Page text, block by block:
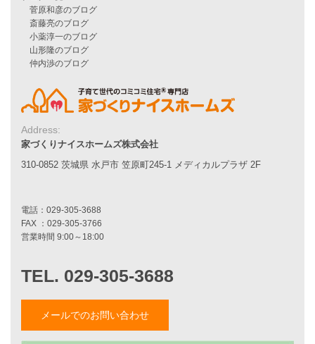
エコハウス
耐震性能
家づくりの流れ
7つのポイント
アフターメンテナンス
二世帯住宅をお考えの方へ
リフォームをお考えの方へ
施工事例一覧
お客様の声
スタッフ紹介
採用情報
Address:
家づくりナイスホームズ株式会社
310-0852 茨城県 水戸市 笠原町245-1 メディカルプラザ 2F
メールでのお問い合わせ